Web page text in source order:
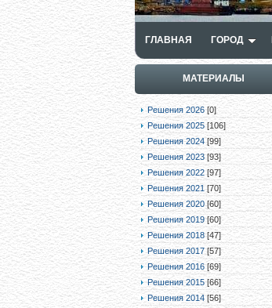
ГЛАВНАЯ ГОРОД
МАТЕРИАЛЫ
Решения 2026 [0]
Решения 2025 [106]
Решения 2024 [99]
Решения 2023 [93]
Решения 2022 [97]
Решения 2021 [70]
Решения 2020 [60]
Решения 2019 [60]
Решения 2018 [47]
Решения 2017 [57]
Решения 2016 [69]
Решения 2015 [66]
Решения 2014 [56]